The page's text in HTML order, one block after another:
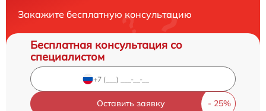
Закажите бесплатную консультацию
Бесплатная консультация со
специалистом
Оставить заявку